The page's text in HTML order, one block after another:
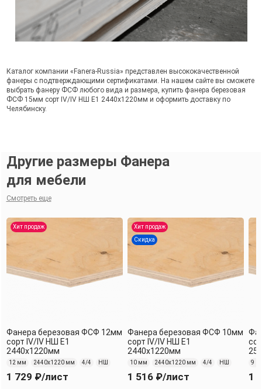
Каталог компании «Fanera-Russia» представлен высококачественной
фанеры с подтверждающими сертификатами. На нашем сайте вы сможете
выбрать фанеру ФСФ любого вида и размера, купить фанера березовая
ФСФ 15мм сорт IV/IV НШ Е1 2440х1220мм и оформить доставку по
Челябинску.
Другие размеры Фанера
для мебели
Смотреть еще
Хит продаж
Фанера березовая ФСФ 12мм
сорт IV/IV НШ Е1
2440х1220мм
12 мм 2440х1220 мм 4/4 НШ
1 729 ₽/лист
Хит продаж
Скидка
Фанера березовая ФСФ 10мм
сорт IV/IV НШ Е1
2440х1220мм
10 мм 2440х1220 мм 4/4 НШ
1 516 ₽/лист
9
1